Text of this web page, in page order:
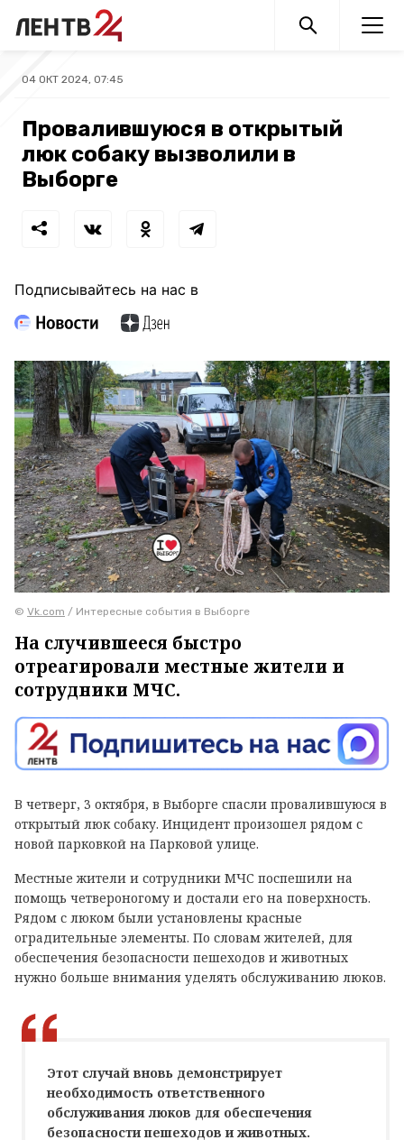
04 ОКТ 2024, 07:45
Провалившуюся в открытый
люк собаку вызволили в
Выборге
Подписывайтесь на нас в
© Vk.com / Интересные события в Выборге
На случившееся быстро
отреагировали местные жители и
сотрудники МЧС.
В четверг, 3 октября, в Выборге спасли провалившуюся в
открытый люк собаку. Инцидент произошел рядом с
новой парковкой на Парковой улице.
Местные жители и сотрудники МЧС поспешили на
помощь четвероногому и достали его на поверхность.
Рядом с люком были установлены красные
оградительные элементы. По словам жителей, для
обеспечения безопасности пешеходов и животных
нужно больше внимания уделять обслуживанию люков.
Этот случай вновь демонстрирует
необходимость ответственного
обслуживания люков для обеспечения
безопасности пешеходов и животных.